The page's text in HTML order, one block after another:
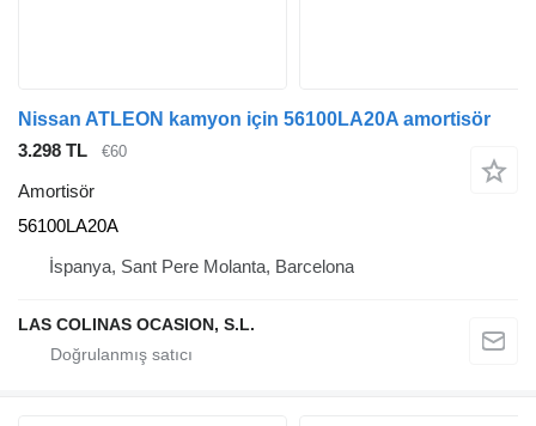
Nissan ATLEON kamyon için 56100LA20A amortisör
3.298 TL
€60
Amortisör
56100LA20A
İspanya, Sant Pere Molanta, Barcelona
LAS COLINAS OCASION, S.L.